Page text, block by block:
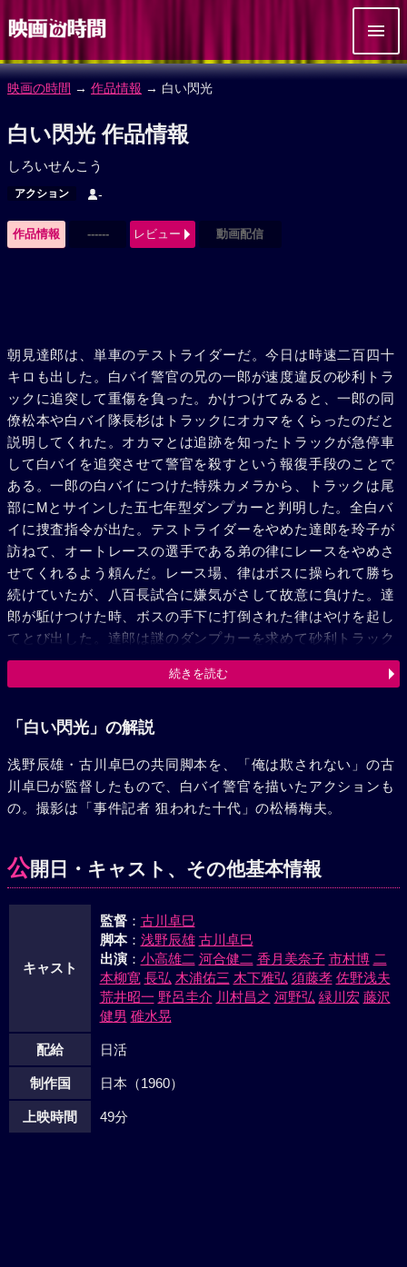
映画の時間 → 作品情報 → 白い閃光
白い閃光 作品情報
しろいせんこう
アクション -
作品情報 ------ レビュー 動画配信
朝見達郎は、単車のテストライダーだ。今日は時速二百四十
キロも出した。白バイ警官の兄の一郎が速度違反の砂利トラ
ックに追突して重傷を負った。かけつけてみると、一郎の同
僚松本や白バイ隊長杉はトラックにオカマをくらったのだと
説明してくれた。オカマとは追跡を知ったトラックが急停車
して白バイを追突させて警官を殺すという報復手段のことで
ある。一郎の白バイにつけた特殊カメラから、トラックは尾
部にMとサインした五七年型ダンプカーと判明した。全白バ
イに捜査指令が出た。テストライダーをやめた達郎を玲子が
訪ねて、オートレースの選手である弟の律にレースをやめさ
せてくれるよう頼んだ。レース場、律はボスに操られて勝ち
続けていたが、八百長試合に嫌気がさして故意に負けた。達
郎が駈けつけた時、ボスの手下に打倒された律はやけを起し
てとび出した。達郎は謎のダンプカーを求めて砂利トラック
の運転手になった。情報は意外に早く入った。運転手仲間
で“街道の政”という暴れ者がいるという。来合わせた政は緊
ックは尾部にMの字を消した五七年型だった。達郎は政を追
れていた。律と達郎の関係を知った政は律を倉庫に閉じこめ
た。数時間後、山を下りようとする達郎を砂利トラックの群
から政が呼びとめた。覚悟して乗った達郎は政の一撃に昏倒
倉庫では律が電話にかじりついた。国道の白バイやパトカ
ー、ヘリコプターに指令がとんだ。松本の白バイがついに政
ようとする政の手は昏倒を装っていた達郎に払われた。トラ
ックを降りた達郎と政は激しく格闘した。白バイ警官が怒濤
のようにダンプカーに殺到した。
続きを読む
「白い閃光」の解説
浅野辰雄・古川卓巳の共同脚本を、「俺は欺されない」の古
川卓巳が監督したもので、白バイ警官を描いたアクションも
の。撮影は「事件記者 狙われた十代」の松橋梅夫。
公開日・キャスト、その他基本情報
キャスト
監督： 古川卓巳
脚本： 浅野辰雄 古川卓巳
出演： 小高雄二 河合健二 香月美奈子 市村博 二
本柳寛 長弘 木浦佑三 木下雅弘 須藤孝 佐野浅夫
荒井昭一 野呂圭介 川村昌之 河野弘 緑川宏 藤沢
健男 碓水晃
配給 日活
制作国 日本（1960）
上映時間 49分